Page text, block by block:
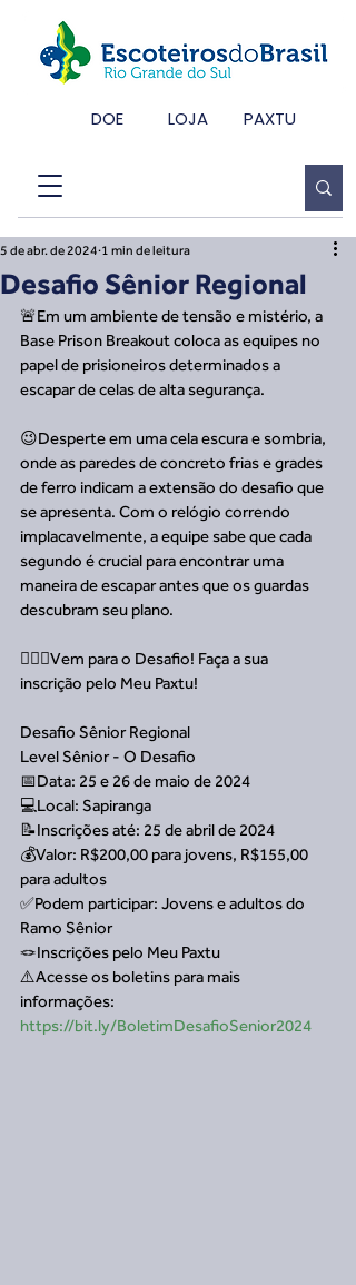
DOE LOJA PAXTU
Desafio Sênior Regional
5 de abr. de 2024 1 min de leitura
🚨Em um ambiente de tensão e mistério, a
Base Prison Breakout coloca as equipes no
papel de prisioneiros determinados a
escapar de celas de alta segurança.
😉Desperte em uma cela escura e sombria,
onde as paredes de concreto frias e grades
de ferro indicam a extensão do desafio que
se apresenta. Com o relógio correndo
implacavelmente, a equipe sabe que cada
segundo é crucial para encontrar uma
maneira de escapar antes que os guardas
descubram seu plano.
🙋🏻‍♀️Vem para o Desafio! Faça a sua
inscrição pelo Meu Paxtu!
Desafio Sênior Regional
Level Sênior - O Desafio
📅Data: 25 e 26 de maio de 2024
💻Local: Sapiranga
📝Inscrições até: 25 de abril de 2024
💰Valor: R$200,00 para jovens, R$155,00
para adultos
✅Podem participar: Jovens e adultos do
Ramo Sênior
🪢Inscrições pelo Meu Paxtu
⚠️Acesse os boletins para mais
informações:
https://bit.ly/BoletimDesafioSenior2024